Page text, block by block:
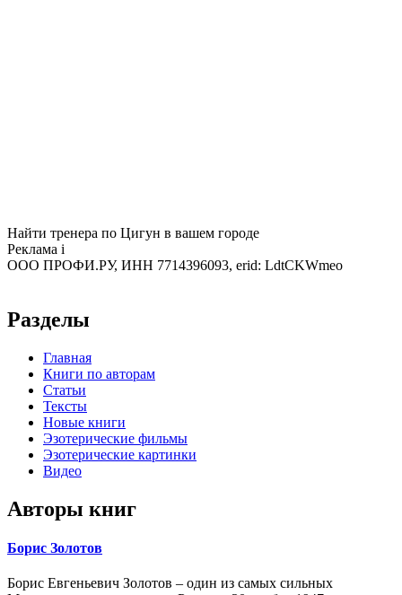
Найти тренера по Цигун в вашем городе
Реклама i
ООО ПРОФИ.РУ, ИНН 7714396093, erid: LdtCKWmeo
Разделы
Главная
Книги по авторам
Статьи
Тексты
Новые книги
Эзотерические фильмы
Эзотерические картинки
Видео
Авторы книг
Борис Золотов
Борис Евгеньевич Золотов – один из самых сильных